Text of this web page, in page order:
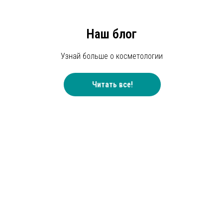
Наш блог
Узнай больше о косметологии
Читать все!